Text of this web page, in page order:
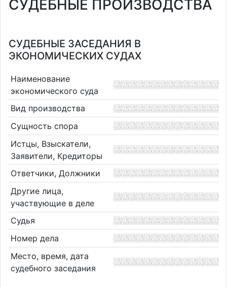
СУДЕБНЫЕ ПРОИЗВОДСТВА
СУДЕБНЫЕ ЗАСЕДАНИЯ В
ЭКОНОМИЧЕСКИХ СУДАХ
Наименование
экономического суда
Вид производства
Сущность спора
Истцы, Взыскатели,
Заявители, Кредиторы
Ответчики, Должники
Другие лица,
участвующие в деле
Судья
Номер дела
Место, время, дата
судебного заседания